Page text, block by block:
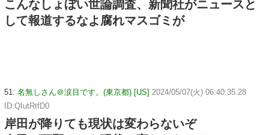
こんなしょぼい世論調査、新聞社がニュースと
して報道するなよ腐れマスゴミが
51: 名無しさん＠涙目です。(東京都) [US] 2024/05/07(火) 06:40:35.28
ID:QIutRtfD0
岸田が降りても現状は変わらないぞ